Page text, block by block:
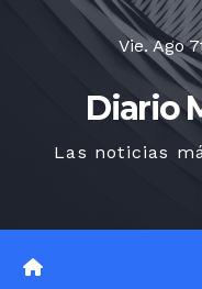
Vie. Ago
Diario
Las noticias